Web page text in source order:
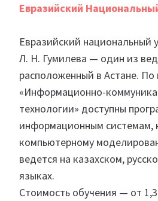
Евразийский
Евразийский национальный
Л. Н. Гумилева — один из
расположенный в Астане.
«Информационно-
технологии» доступны
информационным системам,
компьютерному
ведется на казахском,
языках.
Стоимость обучения — от